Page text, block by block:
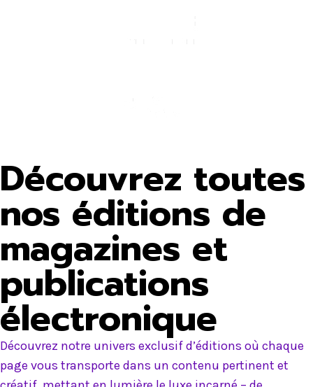
Découvrez toutes
nos éditions de
magazines et
publications
électronique
Découvrez notre univers exclusif d’éditions où chaque
page vous transporte dans un contenu pertinent et